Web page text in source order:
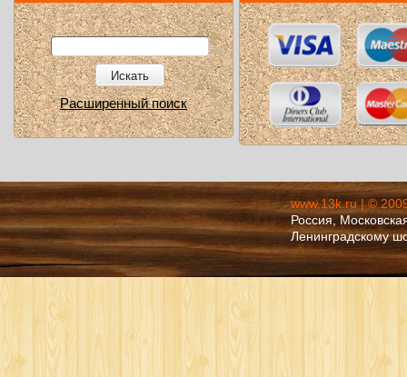
Искать
Расширенный поиск
www.13k.ru | ©
Россия,
Ленинградскому